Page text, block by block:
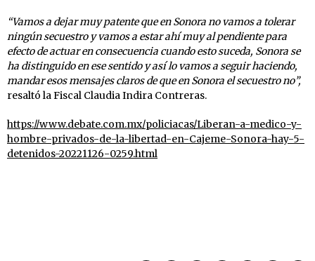
“Vamos a dejar muy patente que en Sonora no vamos a tolerar
ningún secuestro y vamos a estar ahí muy al pendiente para
efecto de actuar en consecuencia cuando esto suceda, Sonora se
ha distinguido en ese sentido y así lo vamos a seguir haciendo,
mandar esos mensajes claros de que en Sonora el secuestro no”,
resaltó la Fiscal Claudia Indira Contreras.
https://www.debate.com.mx/policiacas/Liberan-a-medico-y-
hombre-privados-de-la-libertad-en-Cajeme-Sonora-hay-5-
detenidos-20221126-0259.html